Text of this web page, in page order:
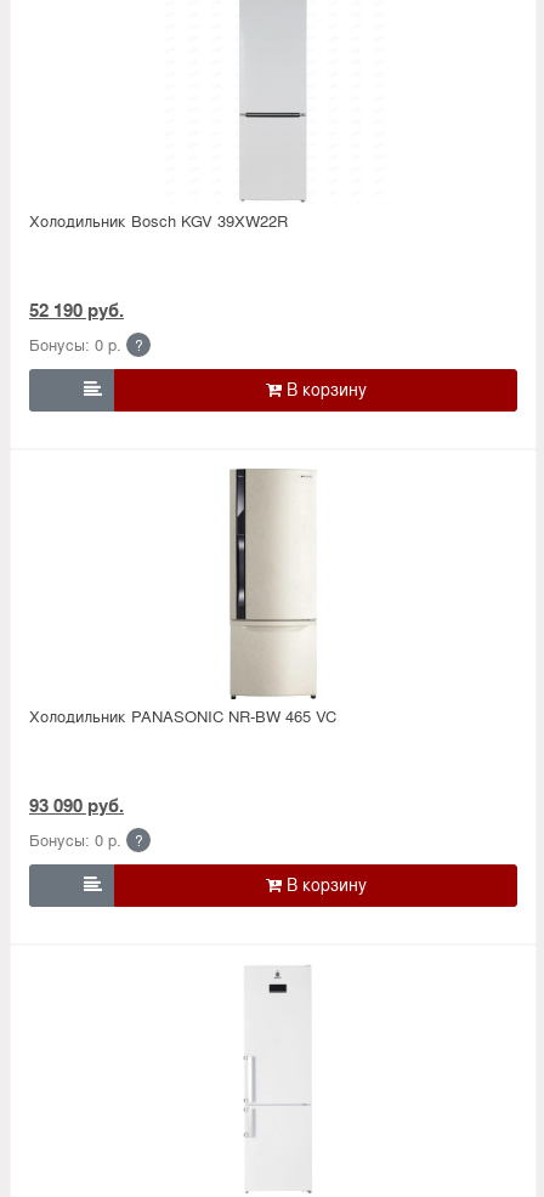
Холодильник Bosсh KGV 39XW22R
52 190 руб.
Бонусы: 0 р. ?

Холодильник PANASONIC NR-BW 465 VC
93 090 руб.
Бонусы: 0 р. ?
